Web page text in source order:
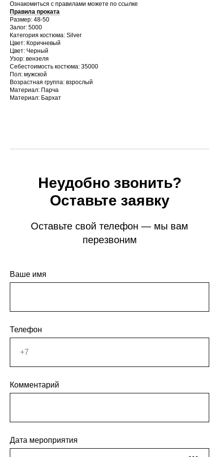
Ознакомиться с правилами можете по ссылке
Правила проката
Размер: 48-50
Залог: 5000
Категория костюма: Silver
Цвет: Коричневый
Цвет: Черный
Узор: вензеля
Себестоимость костюма: 35000
Пол: мужской
Возрастная группа: взрослый
Материал: Парча
Материал: Бархат
Неудобно звонить?
Оставьте заявку
Оставьте свой телефон — мы вам
перезвоним
Ваше имя
Телефон
Комментарий
Дата мероприятия